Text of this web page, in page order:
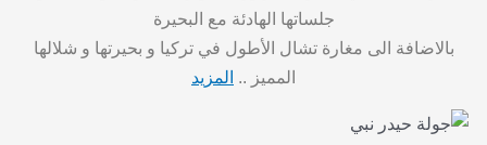
جلساتها الهادئة مع البحيرة
بالاضافة الى مغارة تشال الأطول في تركيا و بحيرتها و شلالها
المميز .. المزيد